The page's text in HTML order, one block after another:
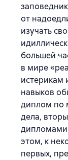
от
изучать
большей
в мире
истерикам
навыков
диплом по
дела,
дипломами
этом, к
первых,